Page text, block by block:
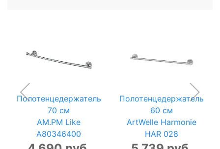
Полотенцедержатель
70 см
AM.PM Like
A80346400
Полотенцедержатель
60 см
ArtWelle Harmonie
HAR 028